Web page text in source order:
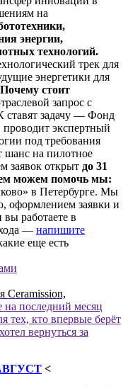
на
энергии,
технологий.
трек для
энергетики для
Почему cтоит
запрос с
задачу — Фонд
проводит экспертный
под требования
шанс на пилотное
заявок открыт до 31
можем помочь мы:
в Петербурге. Мы
оформлением заявки и
работаете в
— напишите
еще есть
Ceramission,
последний месяц
тех, кто впервые берёт
вернуться за
<